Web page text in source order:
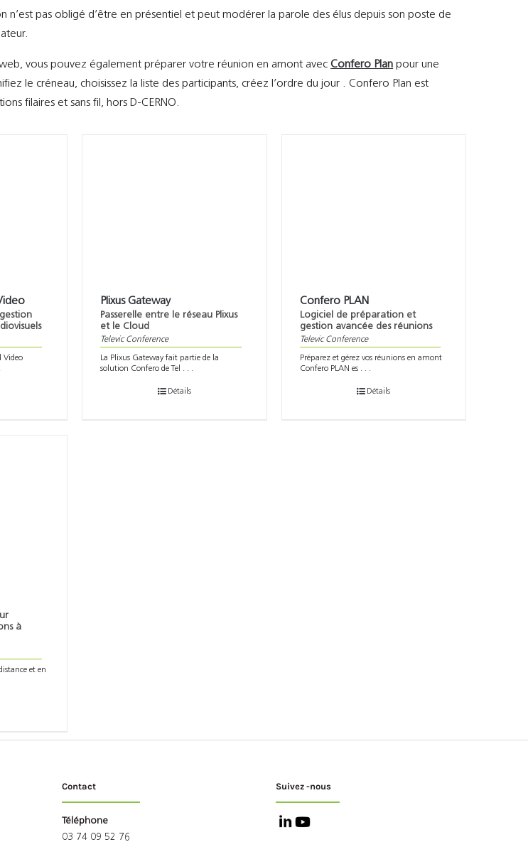
n’est pas obligé d’être en présentiel et peut modérer la parole des élus depuis son poste de
vous pouvez également préparer votre réunion en amont avecConfero Plan pour une
le créneau, choisissez la liste des participants, créez l’ordre du jour . Confero Plan est
filaires et sans fil, hors D-CERNO.
Video
Plixus Gateway
Passerelle entre le réseau Plixus
et le Cloud
Televic Conference
La Plixus Gateway fait partie de la
solution Confero de Tel . . .
Détails
Confero PLAN
Logiciel de préparation et
gestion avancée des réunions
Televic Conference
Préparez et gérez vos réunions en amont
Confero PLAN es . . .
Détails
à
et en
Contact
Téléphone
03 74 09 52 76
Suivez -nous